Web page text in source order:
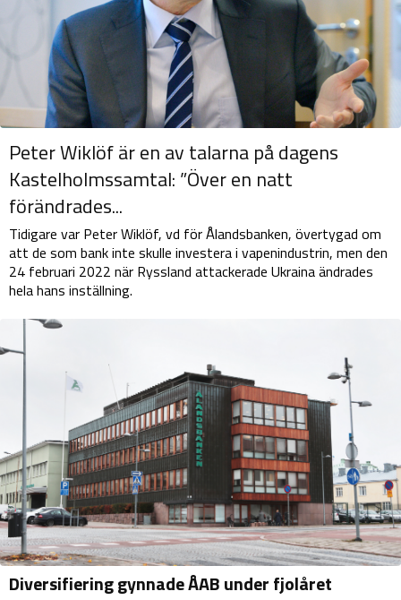
Peter Wiklöf är en av talarna på dagens
Kastelholmssamtal: ”Över en natt
förändrades...
Tidigare var Peter Wiklöf, vd för Ålandsbanken, övertygad om
att de som bank inte skulle investera i vapenindustrin, men den
24 februari 2022 när Ryssland attackerade Ukraina ändrades
hela hans inställning.
Diversifiering gynnade ÅAB under fjolåret